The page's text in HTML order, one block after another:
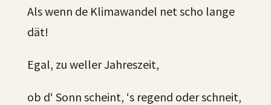
Als wenn de Klimawandel net scho lange
dät!
Egal, zu weller Jahreszeit,
ob d‘ Sonn scheint, ‘s regend oder schneit,